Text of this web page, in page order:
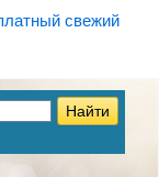
свежий